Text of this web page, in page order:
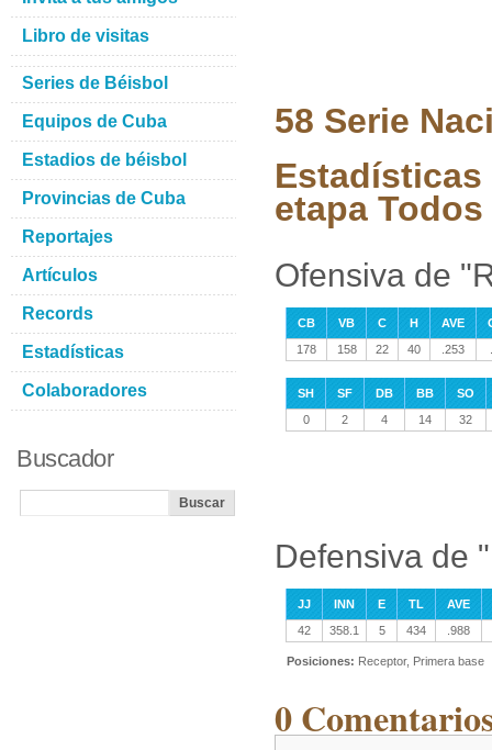
58 Serie
Estadísticas
etapa
Ofensiva de
CB VB C H AVE
178
158 22 40 .253
SH SF DB BB
SO
0
2 4 14 32
Defensiva de
JJ INN E TL
AVE
42
358.1 5 434 .988
Posiciones: Receptor, Primera base
0
Libro de visitas
Series de Béisbol
Equipos de Cuba
Estadios de béisbol
Provincias de Cuba
Reportajes
Artículos
Records
Estadísticas
Colaboradores
Buscador